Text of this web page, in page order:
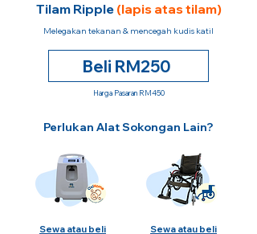
Tilam Ripple (lapis atas tilam)
Melegakan tekanan & mencegah kudis katil
Beli RM250
Harga Pasaran RM450
Perlukan Alat Sokongan Lain?
Sewa atau beli
Sewa atau beli